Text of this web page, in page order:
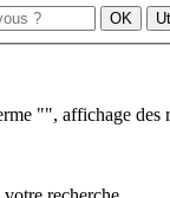
"", affichage des